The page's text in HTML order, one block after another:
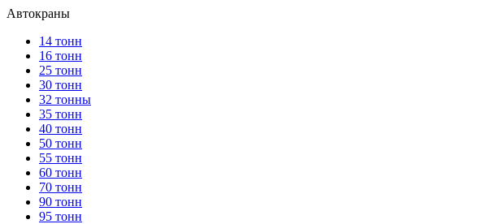
Автокраны
14 тонн
16 тонн
25 тонн
30 тонн
32 тонны
35 тонн
40 тонн
50 тонн
55 тонн
60 тонн
70 тонн
90 тонн
95 тонн